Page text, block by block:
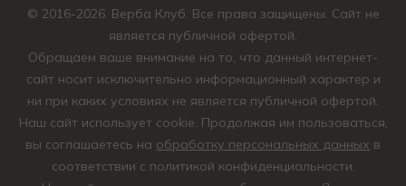
© 2016-2026. Верба Клуб. Все права защищены. Сайт не
является публичной офертой.
Обращаем ваше внимание на то, что данный интернет-
сайт носит исключительно информационный характер и
ни при каких условиях не является публичной офертой.
Наш сайт использует cookie. Продолжая им пользоваться,
вы соглашаетесь на обработку персональных данных в
соответствии с политикой конфиденциальности.